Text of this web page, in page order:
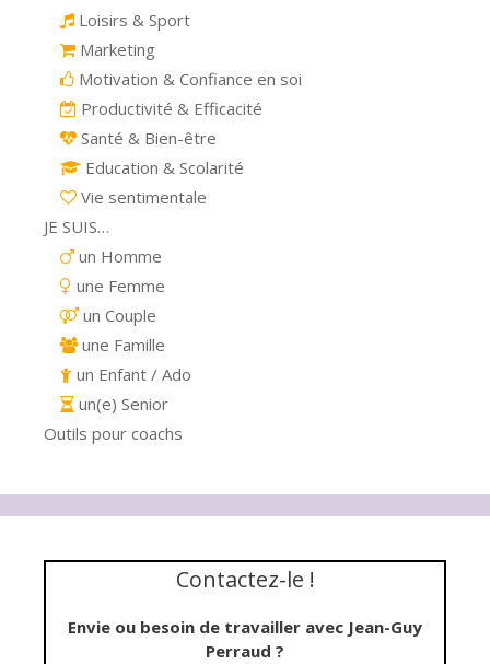
Loisirs & Sport
Marketing
Motivation & Confiance en soi
Productivité & Efficacité
Santé & Bien-être
Education & Scolarité
Vie sentimentale
JE SUIS…
un Homme
une Femme
un Couple
une Famille
un Enfant / Ado
un(e) Senior
Outils pour coachs
Contactez-le !
Envie ou besoin de travailler avec Jean-Guy
Perraud ?